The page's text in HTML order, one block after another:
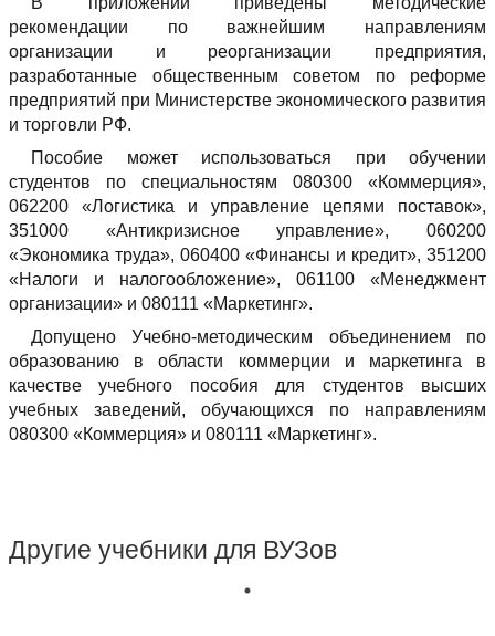
рекомендации по важнейшим направлениям
организации и реорганизации предприятия,
разработанные общественным советом по реформе
предприятий при Министерстве экономического развития
и торговли РФ.
Пособие может использоваться при обучении
студентов по специальностям 080300 «Коммерция»,
062200 «Логистика и управление цепями поставок»,
351000 «Антикризисное управление», 060200
«Экономика труда», 060400 «Финансы и кредит», 351200
«Налоги и налогообложение», 061100 «Менеджмент
организации» и 080111 «Маркетинг».
Допущено Учебно-методическим объединением по
образованию в области коммерции и маркетинга в
качестве учебного пособия для студентов высших
учебных заведений, обучающихся по направлениям
080300 «Коммерция» и 080111 «Маркетинг».
Другие учебники для ВУЗов